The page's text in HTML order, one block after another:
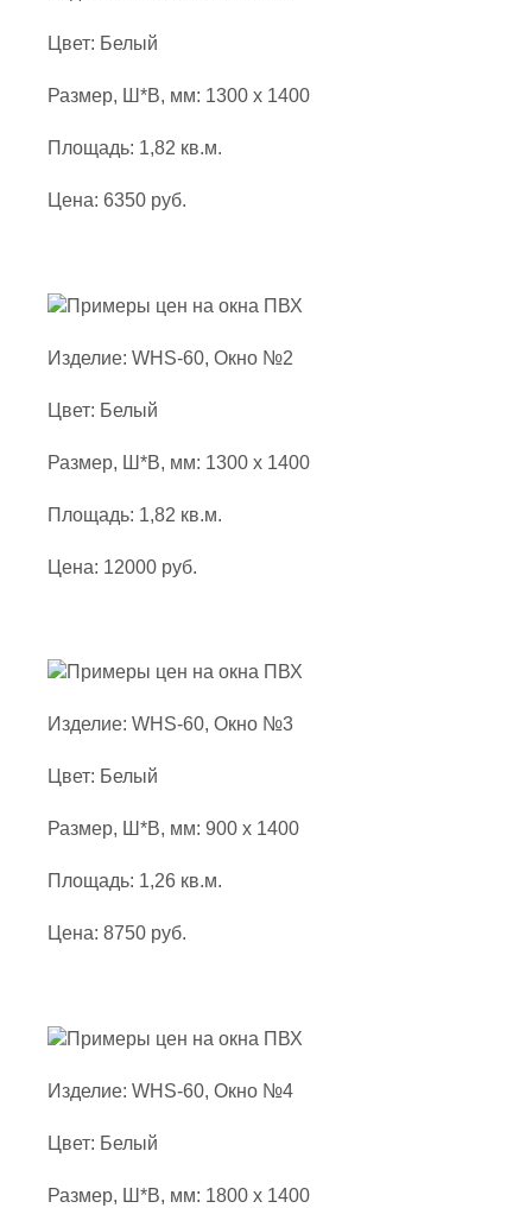
Цвет: Белый
Размер, Ш*В, мм: 1300 x 1400
Площадь: 1,82 кв.м.
Цена: 6350 руб.
Изделие: WHS-60, Окно №2
Цвет: Белый
Размер, Ш*В, мм: 1300 x 1400
Площадь: 1,82 кв.м.
Цена: 12000 руб.
Изделие: WHS-60, Окно №3
Цвет: Белый
Размер, Ш*В, мм: 900 x 1400
Площадь: 1,26 кв.м.
Цена: 8750 руб.
Изделие: WHS-60, Окно №4
Цвет: Белый
Размер, Ш*В, мм: 1800 x 1400